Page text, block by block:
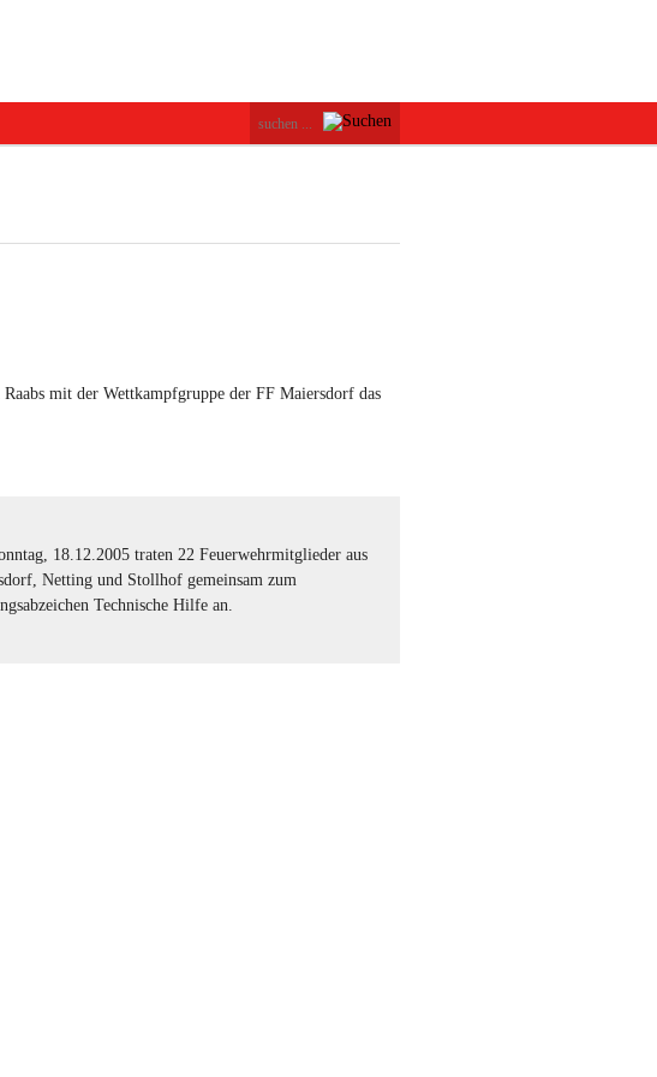
mit der Wettkampfgruppe der FF Maiersdorf das
18.12.2005 traten 22 Feuerwehrmitglieder aus
Netting und Stollhof gemeinsam zum
Technische Hilfe an.